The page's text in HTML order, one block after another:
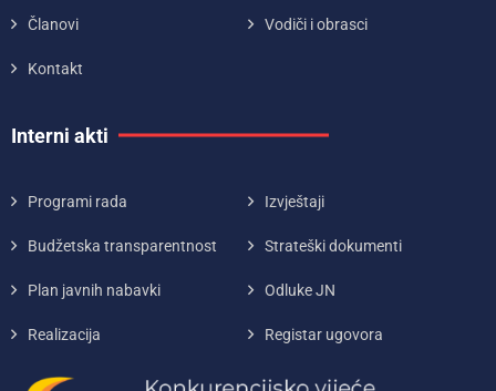
Članovi Vodiči i obrasci
Kontakt
Interni akti
Programi rada Izvještaji
Budžetska transparentnost Strateški dokumenti
Plan javnih nabavki Odluke JN
Realizacija Registar ugovora